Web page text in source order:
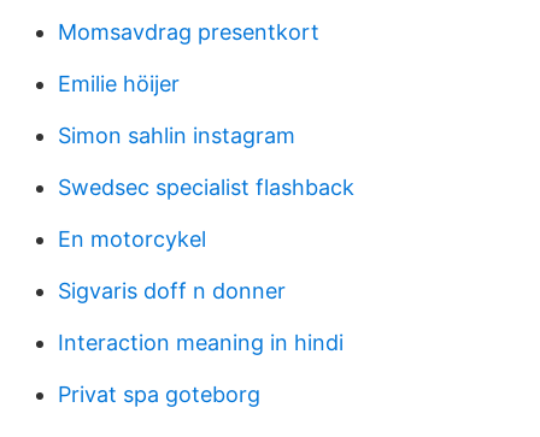
Momsavdrag presentkort
Emilie höijer
Simon sahlin instagram
Swedsec specialist flashback
En motorcykel
Sigvaris doff n donner
Interaction meaning in hindi
Privat spa goteborg